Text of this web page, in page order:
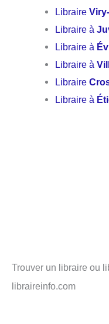
Libraire
Libraire à
Libraire à
Libraire à
Libraire
Libraire à
Trouver un libraire ou
libraireinfo.com